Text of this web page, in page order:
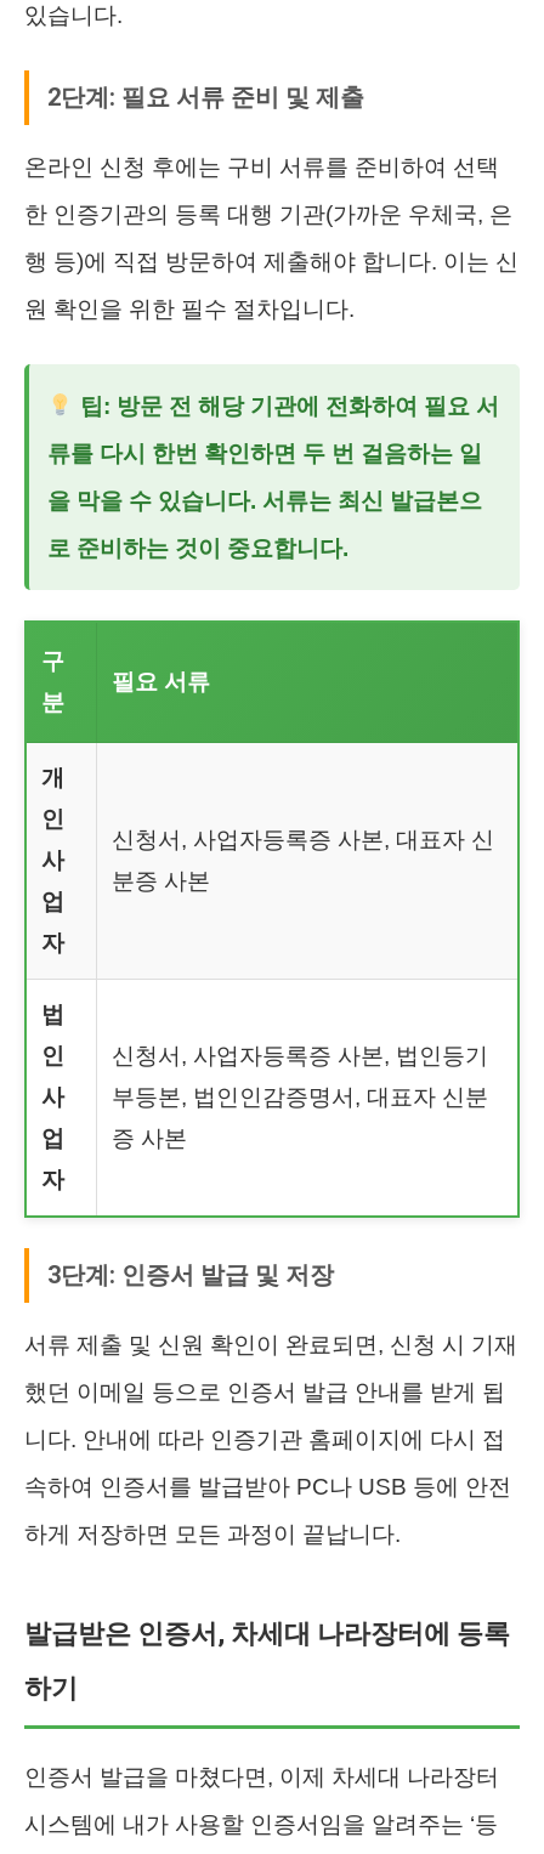
있습니다.
2단계: 필요 서류 준비 및 제출
온라인 신청 후에는 구비 서류를 준비하여 선택
한 인증기관의 등록 대행 기관(가까운 우체국, 은
행 등)에 직접 방문하여 제출해야 합니다. 이는 신
원 확인을 위한 필수 절차입니다.
팁: 방문 전 해당 기관에 전화하여 필요 서
류를 다시 한번 확인하면 두 번 걸음하는 일
을 막을 수 있습니다. 서류는 최신 발급본으
로 준비하는 것이 중요합니다.
구
분
필요 서류
개
인
사
업
자
신청서, 사업자등록증 사본, 대표자 신
분증 사본
법
인
사
업
자
신청서, 사업자등록증 사본, 법인등기
부등본, 법인인감증명서, 대표자 신분
증 사본
3단계: 인증서 발급 및 저장
서류 제출 및 신원 확인이 완료되면, 신청 시 기재
했던 이메일 등으로 인증서 발급 안내를 받게 됩
니다. 안내에 따라 인증기관 홈페이지에 다시 접
속하여 인증서를 발급받아 PC나 USB 등에 안전
하게 저장하면 모든 과정이 끝납니다.
발급받은 인증서, 차세대 나라장터에 등록
하기
인증서 발급을 마쳤다면, 이제 차세대 나라장터
시스템에 내가 사용할 인증서임을 알려주는 ‘등